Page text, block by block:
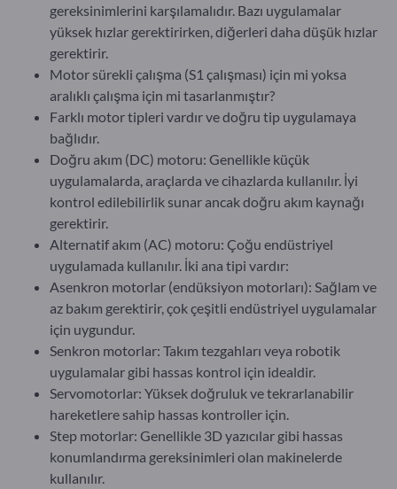
gereksinimlerini karşılamalıdır. Bazı uygulamalar
yüksek hızlar gerektirirken, diğerleri daha düşük hızlar
gerektirir.
Motor sürekli çalışma (S1 çalışması) için mi yoksa
aralıklı çalışma için mi tasarlanmıştır?
Farklı motor tipleri vardır ve doğru tip uygulamaya
bağlıdır.
Doğru akım (DC) motoru: Genellikle küçük
uygulamalarda, araçlarda ve cihazlarda kullanılır. İyi
kontrol edilebilirlik sunar ancak doğru akım kaynağı
gerektirir.
Alternatif akım (AC) motoru: Çoğu endüstriyel
uygulamada kullanılır. İki ana tipi vardır:
Asenkron motorlar (endüksiyon motorları): Sağlam ve
az bakım gerektirir, çok çeşitli endüstriyel uygulamalar
için uygundur.
Senkron motorlar: Takım tezgahları veya robotik
uygulamalar gibi hassas kontrol için idealdir.
Servomotorlar: Yüksek doğruluk ve tekrarlanabilir
hareketlere sahip hassas kontroller için.
Step motorlar: Genellikle 3D yazıcılar gibi hassas
konumlandırma gereksinimleri olan makinelerde
kullanılır.